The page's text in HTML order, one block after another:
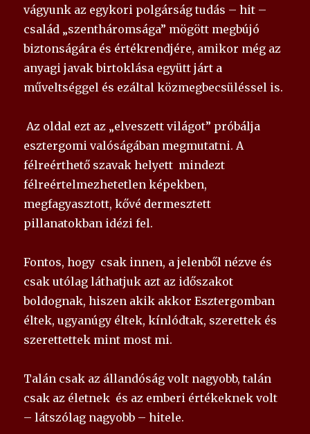
vágyunk az egykori polgárság tudás – hit –
család „szentháromsága” mögött megbújó
biztonságára és értékrendjére, amikor még az
anyagi javak birtoklása együtt járt a
műveltséggel és ezáltal közmegbecsüléssel is.
Az oldal ezt az „elveszett világot” próbálja
esztergomi valóságában megmutatni. A
félreérthető szavak helyett mindezt
félreértelmezhetetlen képekben,
megfagyasztott, kővé dermesztett
pillanatokban idézi fel.
Fontos, hogy csak innen, a jelenből nézve és
csak utólag láthatjuk azt az időszakot
boldognak, hiszen akik akkor Esztergomban
éltek, ugyanúgy éltek, kínlódtak, szerettek és
szerettettek mint most mi.
Talán csak az állandóság volt nagyobb, talán
csak az életnek és az emberi értékeknek volt
– látszólag nagyobb – hitele.